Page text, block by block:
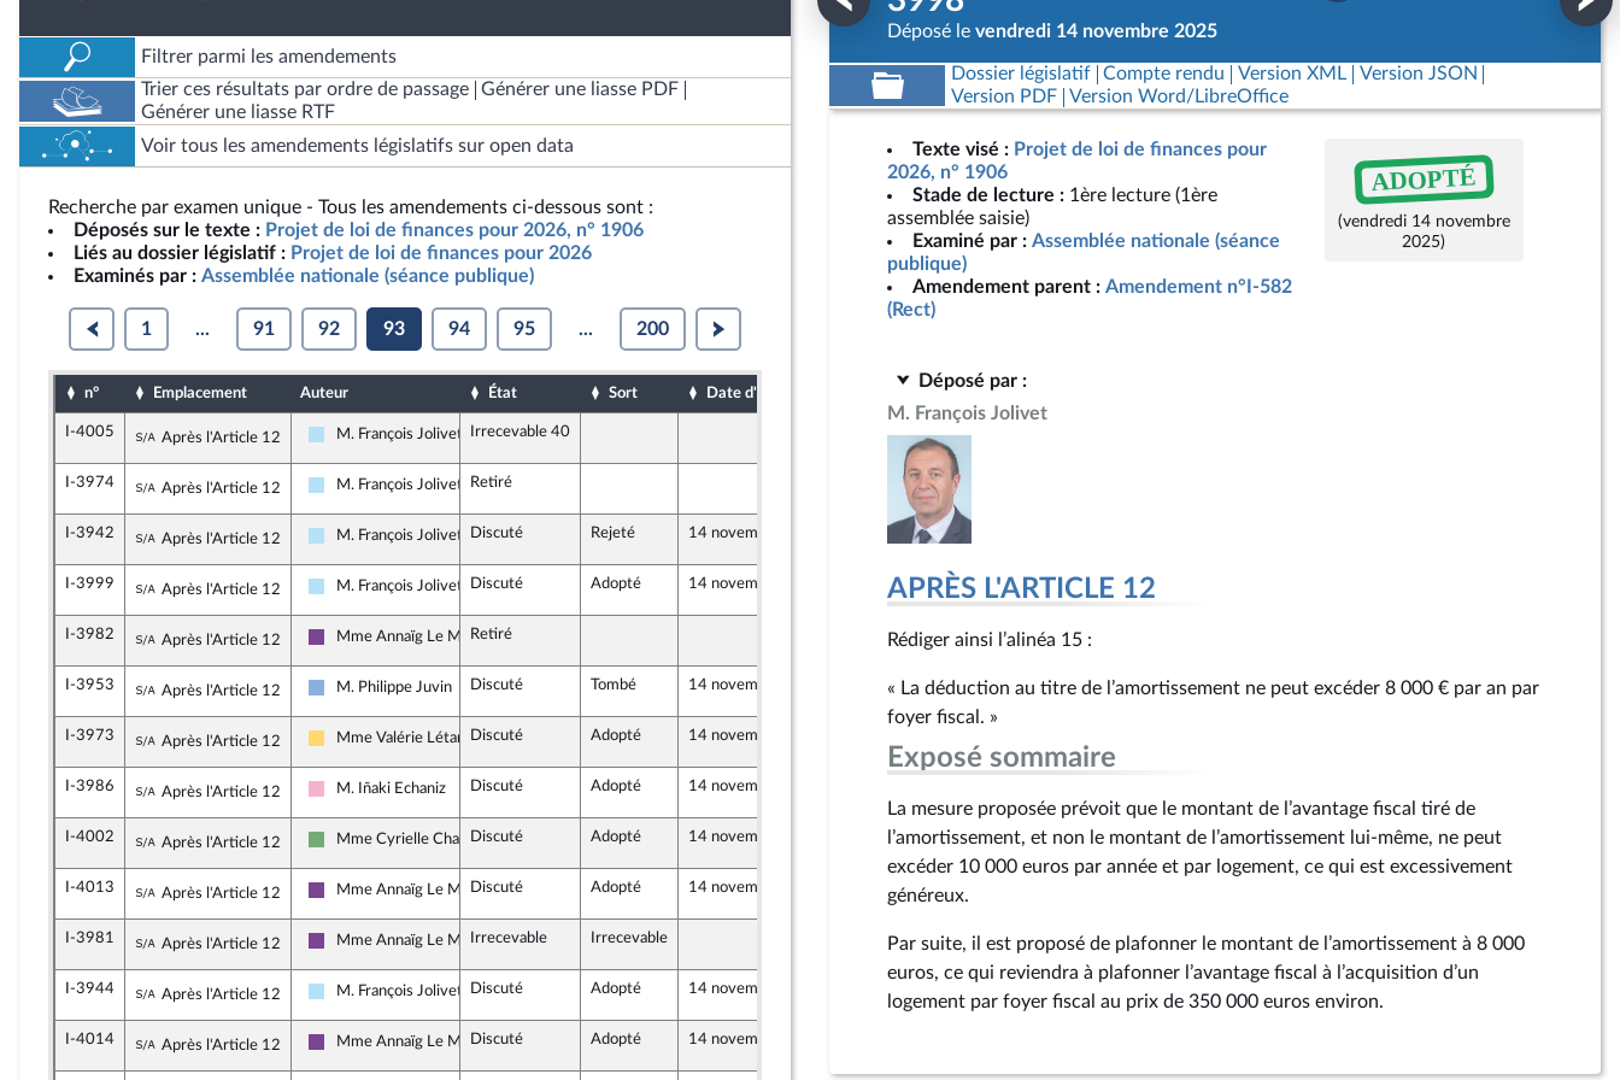
Filtrer parmi les amendements
Trier ces résultats par ordre de passage
Générer une liasse PDF
Générer une liasse RTF
Voir tous les amendements législatifs sur open data
Recherche par examen unique - Tous les amendements ci-dessous sont :
Déposés sur le texte : Projet de loi de finances pour 2026, n° 1906
Liés au dossier législatif : Projet de loi de finances pour 2026
Examinés par : Assemblée nationale (séance publique)
1 ... 91 92 93 94 95 ... 200
n° Emplacement Auteur État Sort Date d'examen Date de dépôt
I-4005 Sous-amendement de l'amendement n°I-582 (Rect)
Après l'Article 12 Horizons & Indépendants
M. François Jolivet Irrecevable 40
I-3974 Sous-amendement de l'amendement n°I-582 (Rect)
Après l'Article 12 Horizons & Indépendants
M. François Jolivet Retiré 13 novembre 2025
I-3942 Sous-amendement de l'amendement n°I-582 (Rect)
Après l'Article 12 Horizons & Indépendants
M. François Jolivet Discuté Rejeté 14 novembre 2025 12 novembre 2025
I-3999 Sous-amendement de l'amendement n°I-582 (Rect)
Après l'Article 12 Horizons & Indépendants
M. François Jolivet Discuté Adopté 14 novembre 2025 14 novembre 2025
I-3982 Sous-amendement de l'amendement n°I-582 (Rect)
Après l'Article 12 Ensemble pour la République
Mme Annaïg Le MeurRetiré 13 novembre 2025
I-3953 Sous-amendement de l'amendement n°I-582 (Rect)
Après l'Article 12 Droite Républicaine
M. Philippe Juvin Discuté Tombé 14 novembre 2025 12 novembre 2025
I-3973 Sous-amendement de l'amendement n°I-582 (Rect)
Après l'Article 12 Libertés, Indépendants, Outre-mer et Territoires
Mme Valérie Létard Discuté Adopté 14 novembre 2025
I-3986 Sous-amendement de l'amendement n°I-582 (Rect)
Après l'Article 12 Socialistes et apparentés
M. Iñaki Echaniz Discuté Adopté 14 novembre 2025
I-4002 Sous-amendement de l'amendement n°I-582 (Rect)
Après l'Article 12 Écologiste et Social
Mme Cyrielle ChatelainDiscuté Adopté 14 novembre 2025 14 novembre 2025
I-4013 Sous-amendement de l'amendement n°I-582 (Rect)
Après l'Article 12 Ensemble pour la République
Mme Annaïg Le MeurDiscuté Adopté 14 novembre 2025 14 novembre 2025
I-3981 Sous-amendement de l'amendement n°I-582 (Rect)
Après l'Article 12 Ensemble pour la République
Mme Annaïg Le MeurIrrecevable Irrecevable 13 novembre 2025
I-3944 Sous-amendement de l'amendement n°I-582 (Rect)
Après l'Article 12 Horizons & Indépendants
M. François Jolivet Discuté Adopté 14 novembre 2025
I-4014 Sous-amendement de l'amendement n°I-582 (Rect)
Après l'Article 12 Ensemble pour la République
Mme Annaïg Le MeurDiscuté Adopté 14 novembre 2025
Déposé le vendredi 14 novembre 2025
Dossier législatif Compte rendu Version XML
Version JSON
Version PDF
Version Word/LibreOffice
Texte visé : Projet de loi de finances pour
2026, n° 1906
Stade de lecture : 1ère lecture (1ère
assemblée saisie)
Examiné par : Assemblée nationale (séance
publique)
Amendement parent : Amendement n°I-582
(Rect)
ADOPTÉ
(vendredi 14 novembre
2025)
Déposé par :
M. François Jolivet
APRÈS L'ARTICLE 12
Rédiger ainsi l’alinéa 15 :
« La déduction au titre de l’amortissement ne peut excéder 8 000 € par an par
foyer fiscal. »
Exposé sommaire
La mesure proposée prévoit que le montant de l’avantage fiscal tiré de
l’amortissement, et non le montant de l’amortissement lui-même, ne peut
excéder 10 000 euros par année et par logement, ce qui est excessivement
généreux.
Par suite, il est proposé de plafonner le montant de l’amortissement à 8 000
euros, ce qui reviendra à plafonner l’avantage fiscal à l’acquisition d’un
logement par foyer fiscal au prix de 350 000 euros environ.